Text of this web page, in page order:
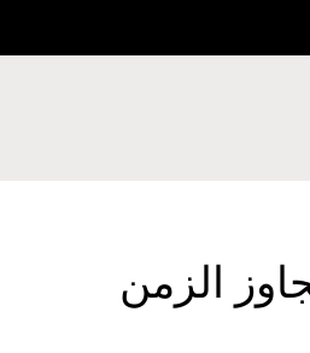
الزمن